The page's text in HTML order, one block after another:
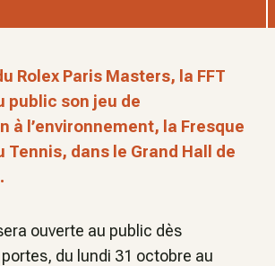
Rolex Paris Masters, la FFT
public son jeu de
à l’environnement, la Fresque
Tennis, dans le Grand Hall de
ouverte au public dès
portes, du lundi 31 octobre au